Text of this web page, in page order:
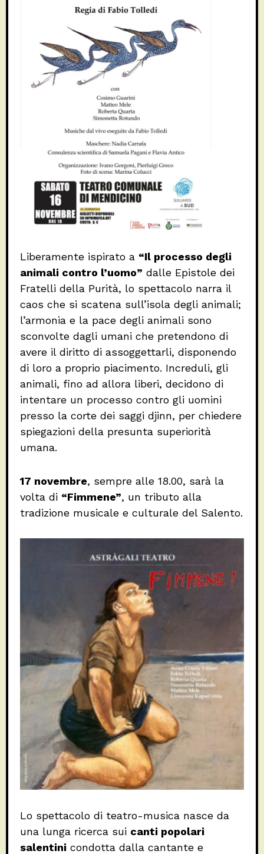
Liberamente ispirato a “Il processo degli
animali contro l’uomo” dalle Epistole dei
Fratelli della Purità, lo spettacolo narra il
caos che si scatena sull’isola degli animali;
l’armonia e la pace degli animali sono
sconvolte dagli umani che pretendono di
avere il diritto di assoggettarli, disponendo
di loro a proprio piacimento. Increduli, gli
animali, fino ad allora liberi, decidono di
intentare un processo contro gli uomini
presso la corte dei saggi djinn, per chiedere
spiegazioni della presunta superiorità
umana.
17 novembre, sempre alle 18.00, sarà la
volta di “Fimmene”, un tributo alla
tradizione musicale e culturale del Salento.
Lo spettacolo di teatro-musica nasce da
una lunga ricerca sui canti popolari
salentini condotta dalla cantante e